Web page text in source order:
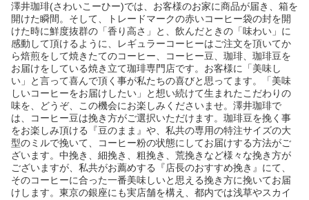
澤井珈琲(さわいこーひー)では、お客様のお家に商品が届き、箱を
開けた瞬間。そして、トレードマークの赤いコーヒー袋の封を開
けた時に鮮度抜群の「香り高さ」と、飲んだときの「味わい」に
感動して頂けるように、レギュラーコーヒーはご注文を頂いてか
ら焙煎をして焼きたてのコーヒー、コーヒー豆、珈琲、珈琲豆を
お届けをしている焼き立て珈琲専門店です。お客様に「美味し
い」と言って喜んで頂く事が私たちの喜びと思ってます。「美味
しいコーヒーをお届けしたい」と想い続けて生まれたこだわりの
味を、どうぞ、この機会にお楽しみくださいませ。澤井珈琲で
は、コーヒー豆は挽き方がご選択いただけます。珈琲豆を挽く事
をお楽しみ頂ける『豆のまま』や、私共の専用の特注サイズの大
型のミルで挽いて、コーヒー粉の状態にしてお届けする方法がご
ざいます。中挽き、細挽き、粗挽き、荒挽きなど様々な挽き方が
ございますが、私共がお薦めする『店長のおすすめ挽き』にて、
そのコーヒーに合った一番美味しいと思える挽き方に挽いてお届
けします。東京の銀座にも実店舗を構え、都内では浅草やスカイ